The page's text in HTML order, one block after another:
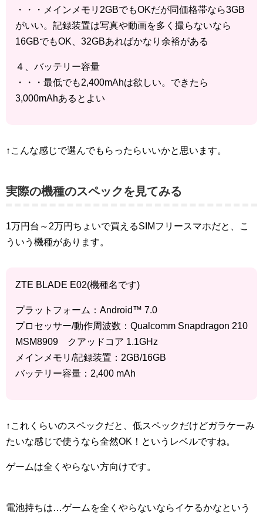
・・・メインメモリ2GBでもOKだが同価格帯なら3GB
がいい。記録装置は写真や動画を多く撮らないなら
16GBでもOK、32GBあればかなり余裕がある
４、バッテリー容量
・・・最低でも2,400mAhは欲しい。できたら
3,000mAhあるとよい
↑こんな感じで選んでもらったらいいかと思います。
実際の機種のスペックを見てみる
1万円台～2万円ちょいで買えるSIMフリースマホだと、こ
ういう機種があります。
ZTE BLADE E02(機種名です)
プラットフォーム：Android™ 7.0
プロセッサー/動作周波数：Qualcomm Snapdragon 210
MSM8909 クアッドコア 1.1GHz
メインメモリ/記録装置：2GB/16GB
バッテリー容量：2,400 mAh
↑これくらいのスペックだと、低スペックだけどガラケーみ
たいな感じで使うなら全然OK！というレベルですね。
ゲームは全くやらない方向けです。
電池持ちは…ゲームを全くやらないならイケるかなという